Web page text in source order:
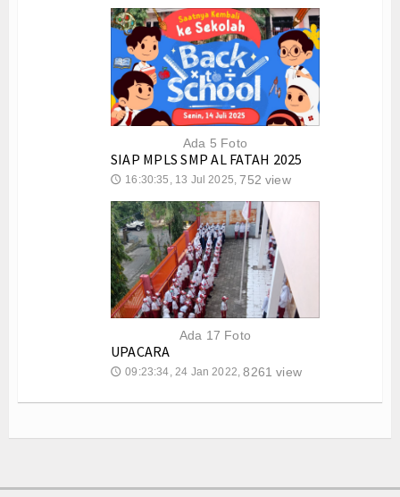
Ada 5 Foto
SIAP MPLS SMP AL FATAH 2025
🕔 16:30:35, 13 Jul 2025,752 view
Ada 17 Foto
UPACARA
🕔 09:23:34, 24 Jan 2022,8261 view